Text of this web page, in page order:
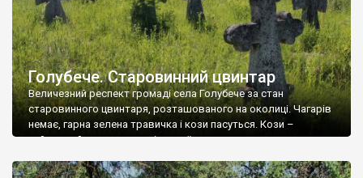
Голубече. Старовинний цвинтар
Величезний респект громаді села Голубече за стан
старовинного цвинтаря, розташованого на околиці. Чагарів
немає, гарна зелена травичка і кози пасуться. Кози –
найкращий регулятор шкідливої, для старих кладовищ,
бруньками, кози ті бруньки обгризають, бо то улюблений